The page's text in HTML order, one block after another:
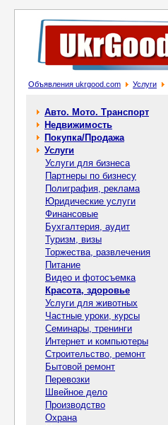
Объявления ukrgood.com Услуги
Авто. Мото. Транспорт
Недвижимость
Покупка/Продажа
Услуги
Услуги для бизнеса
Партнеры по бизнесу
Полиграфия, реклама
Юридические услуги
Финансовые
Бухгалтерия, аудит
Туризм, визы
Торжества, развлечения
Питание
Видео и фотосъемка
Красота, здоровье
Услуги для животных
Частные уроки, курсы
Семинары, тренинги
Интернет и компьютеры
Строительство, ремонт
Бытовой ремонт
Перевозки
Швейное дело
Производство
Охрана